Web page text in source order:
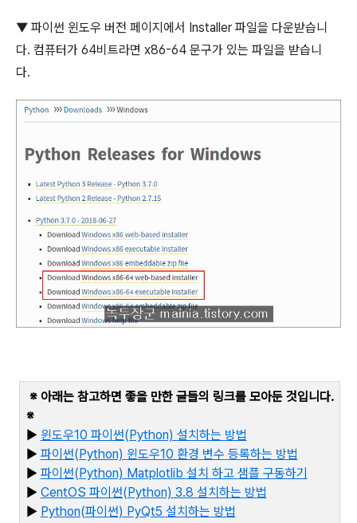
▼ 파이썬 윈도우 버전 페이지에서 Installer 파일을 다운받습니
다. 컴퓨터가 64비트라면 x86-64 문구가 있는 파일을 받습니
다.
※ 아래는 참고하면 좋을 만한 글들의 링크를 모아둔 것입니다.
※
▶ 윈도우10 파이썬(Python) 설치하는 방법
▶ 파이썬(Python) 윈도우10 환경 변수 등록하는 방법
▶ 파이썬(Python) Matplotlib 설치 하고 샘플 구동하기
▶ CentOS 파이썬(Python) 3.8 설치하는 방법
▶ Python(파이썬) PyQt5 설치하는 방법